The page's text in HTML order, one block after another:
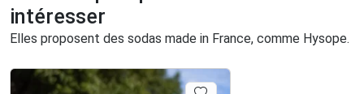
intéresser
Elles proposent des sodas made in France, comme Hysope.